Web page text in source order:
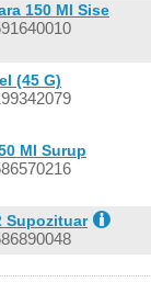
150 Ml Sise
(45 G)
Ml Surup
Supozituar